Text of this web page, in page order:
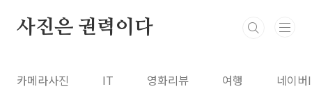
사진은 권력이다
카메라사진 IT 영화리뷰 여행 네이